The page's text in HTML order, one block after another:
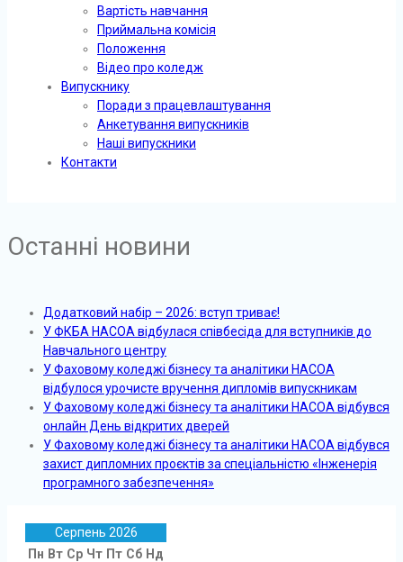
Вартість навчання
Приймальна комісія
Положення
Відео про коледж
Випускнику
Поради з працевлаштування
Анкетування випускників
Наші випускники
Контакти
Останні новини
Додатковий набір – 2026: вступ триває!
У ФКБА НАСОА відбулася співбесіда для вступників до
Навчального центру
У Фаховому коледжі бізнесу та аналітики НАСОА
відбулося урочисте вручення дипломів випускникам
У Фаховому коледжі бізнесу та аналітики НАСОА відбувся
онлайн День відкритих дверей
У Фаховому коледжі бізнесу та аналітики НАСОА відбувся
захист дипломних проєктів за спеціальністю «Інженерія
програмного забезпечення»
Серпень 2026
Пн Вт Ср Чт Пт Сб Нд